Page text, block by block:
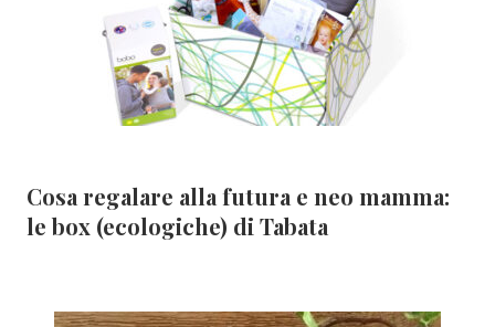
Cosa regalare alla futura e neo mamma:
le box (ecologiche) di Tabata